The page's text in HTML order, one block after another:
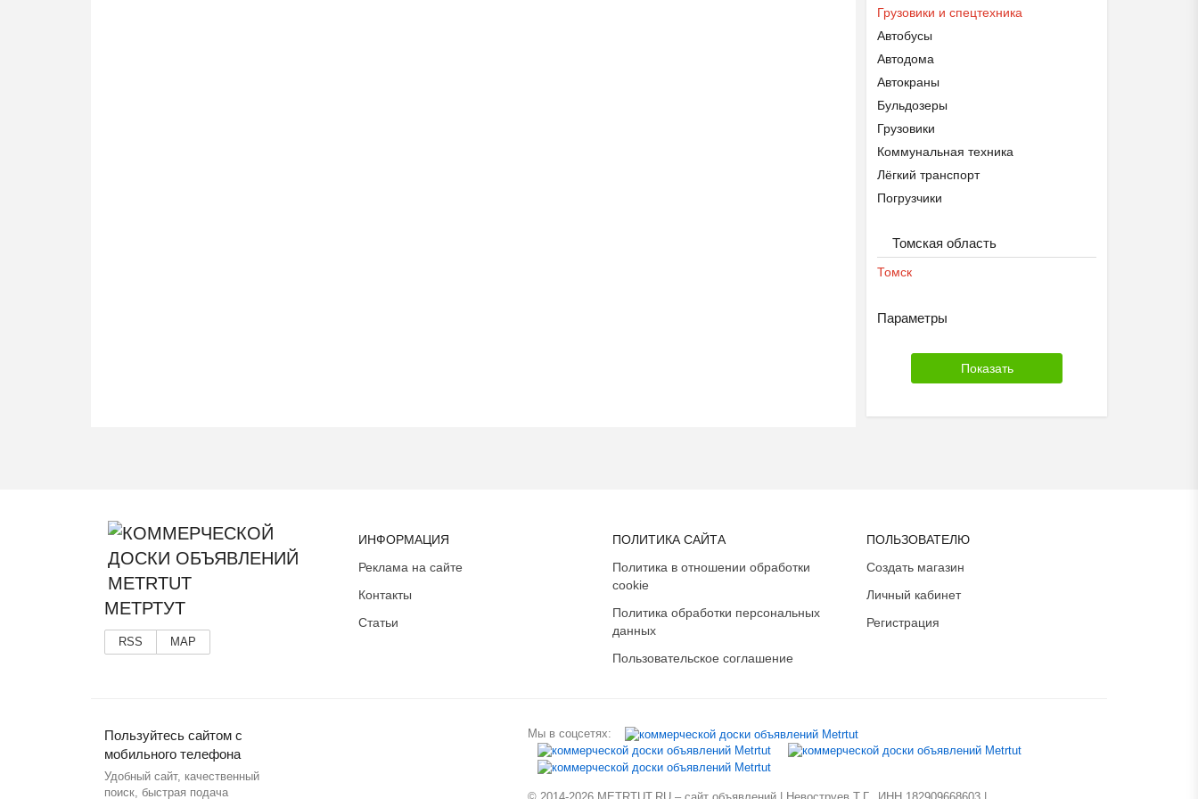
Грузовики и спецтехника
Автобусы
Автодома
Автокраны
Бульдозеры
Грузовики
Коммунальная техника
Лёгкий транспорт
Погрузчики
Сельхозтехника
Строительная техника
Тягачи
Томская область
Томск
Параметры
МЕТРТУТ
RSS MAP
ИНФОРМАЦИЯ
Реклама на сайте
Контакты
Статьи
ПОЛИТИКА САЙТА
Политика в отношении обработки
cookie
Политика обработки персональных
данных
Пользовательское соглашение
ПОЛЬЗОВАТЕЛЮ
Создать магазин
Личный кабинет
Регистрация
Пользуйтесь сайтом с
мобильного телефона
Удобный сайт, качественный
поиск, быстрая подача
Мы в соцсетях: